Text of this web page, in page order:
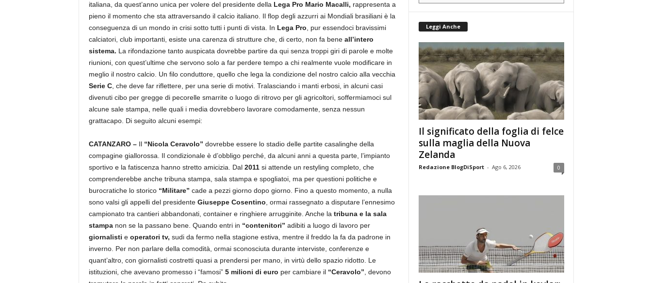
italiana, da quest’anno unica per volere del presidente della Lega Pro Mario Macalli, rappresenta a
pieno il momento che sta attraversando il calcio italiano. Il flop degli azzurri ai Mondiali brasiliani è la
conseguenza di un mondo in crisi sotto tutti i punti di vista. In Lega Pro , pur essendoci bravissimi
calciatori, club importanti, esiste una carenza di strutture che, di certo, non fa bene all’intero
sistema. La rifondazione tanto auspicata dovrebbe partire da qui senza troppi giri di parole e molte
riunioni, con quest’ultime che servono solo a far perdere tempo a chi realmente vuole modificare in
meglio il nostro calcio. Un filo conduttore, quello che lega la condizione del nostro calcio alla vecchia
Serie C, che deve far riflettere, per una serie di motivi. Tralasciando i manti erbosi, in alcuni casi
divenuti cibo per gregge di pecorelle smarrite o luogo di ritrovo per gli agricoltori, soffermiamoci sul
alcune sale stampa, nelle quali i media dovrebbero lavorare comodamente, senza nessun
grattacapo. Di seguito alcuni esempi:
CATANZARO –Il “Nicola Ceravolo” dovrebbe essere lo stadio delle partite casalinghe della
compagine giallorossa. Il condizionale è d’obbligo perché, da alcuni anni a questa parte, l’impianto
sportivo e la fatiscenza hanno stretto amicizia. Dal 2011si attende un restyling completo, che
comprenderebbe anche tribuna stampa, sala stampa e spogliatoi, ma per questioni politiche e
burocratiche lo storico “Militare” cade a pezzi giorno dopo giorno. Fino a questo momento, a nulla
sono valsi gli appelli del presidente Giuseppe Cosentino , ormai rassegnato a disputare l’ennesimo
campionato tra cantieri abbandonati, container e ringhiere arrugginite. Anche la tribuna e la sala
stampa non se la passano bene. Quando entri in “contenitori” adibiti a luogo di lavoro per
giornalisti e operatori tv, sudi da fermo nella stagione estiva, mentre il freddo la fa da padrone in
inverno. Per non parlare della comodità, ormai sconosciuta durante interviste, conferenze e
quant’altro, con giornalisti costretti quasi a prendersi per mano, in virtù dello spazio ridotto. Le
istituzioni, che avevano promesso i “famosi” 5 milioni di euro per cambiare il “Ceravolo” , devono
Leggi Anche
Il significato della foglia di felce
sulla maglia della Nuova
Zelanda
Redazione BlogDiSport - Ago 6, 2026 0